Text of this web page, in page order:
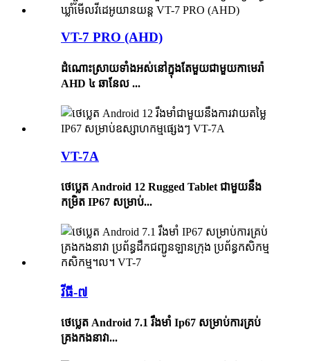
VT-7 PRO (AHD)
ដំណោះស្រាយទាំងអស់នៅក្នុងតែមួយជាមួយកាមេរ៉ា
AHD ៤ ឆានែល ...
VT-7A
ថេប្លេត Android 12 Rugged Tablet ជាមួយនឹង
កម្រិត IP67 សម្រាប់...
វីធី-៧
ថេប្លេត Android 7.1 រឹងមាំ Ip67 សម្រាប់ការគ្រប់
គ្រងកងនាវា...